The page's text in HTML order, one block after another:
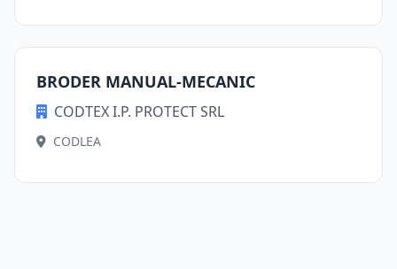
BRODER MANUAL-MECANIC
CODTEX I.P. PROTECT SRL
CODLEA